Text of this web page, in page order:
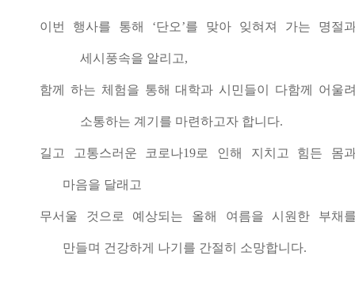
이번 행사를 통해 ‘단오’를 맞아 잊혀져 가는 명절
세시풍속을 알리고,
함께 하는 체험을 통해 대학과 시민들이 다함께 어울
소통하는 계기를 마련하고자 합니다.
길고 고통스러운 코로나19로 인해 지치고 힘든 몸
마음을 달래고
무서울 것으로 예상되는 올해 여름을 시원한 부채
만들며 건강하게 나기를 간절히 소망합니다.